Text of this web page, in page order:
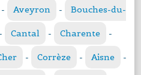
- Aveyron - Bouches-du-
- Cantal - Charente -
- Corrèze - Aisne -